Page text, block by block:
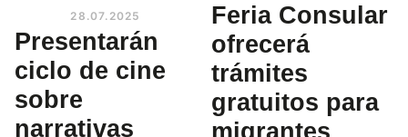
28.07.2025
Presentarán
ciclo de cine
sobre
narrativas
Feria Consular
ofrecerá
trámites
gratuitos para
migrantes